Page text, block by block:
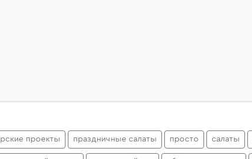
проекты праздничные салаты просто салаты